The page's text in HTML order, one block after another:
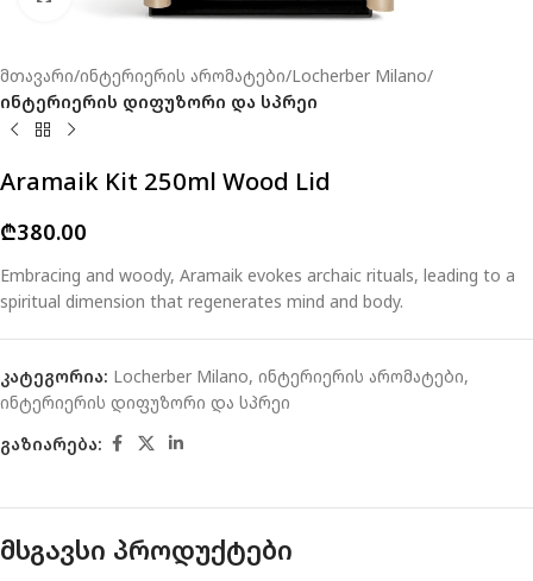
მთავარი ინტერიერის არომატები Locherber Milano
ინტერიერის დიფუზორი და სპრეი
Aramaik Kit 250ml Wood Lid
₾380.00
Embracing and woody, Aramaik evokes archaic rituals, leading to a
spiritual dimension that regenerates mind and body.
კატეგორია: Locherber Milano, ინტერიერის არომატები,
ინტერიერის დიფუზორი და სპრეი
გაზიარება:
მსგავსი პროდუქტები